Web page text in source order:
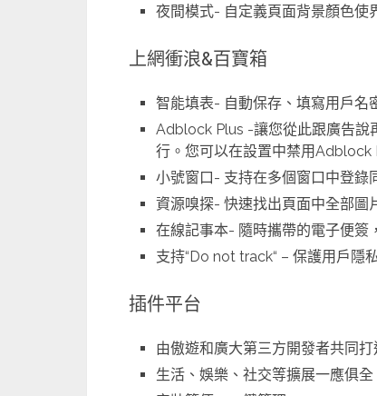
夜間模式- 自定義頁面背景顏色使
上網衝浪&百寶箱
智能填表- 自動保存、填寫用戶名
Adblock Plus -讓您從此跟廣告說
行。您可以在設置中禁用Adblock
小號窗口- 支持在多個窗口中登錄
資源嗅探- 快速找出頁面中全部圖
在線記事本- 隨時攜帶的電子便
支持“Do not track“ – 保護用戶隱
插件平台
由傲遊和廣大第三方開發者共同打
生活、娛樂、社交等擴展一應俱全